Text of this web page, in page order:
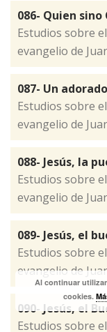
086- Quien
​Estudios sobre el
evangelio de
087- Un
​Estudios sobre el
evangelio de
088- Jesús, la
​Estudios sobre el
evangelio de
089- Jesús, el
​Estudios sobre el
evangelio de
090- Jesús, el
​Estudios sobre el
Al continuar
cookies.